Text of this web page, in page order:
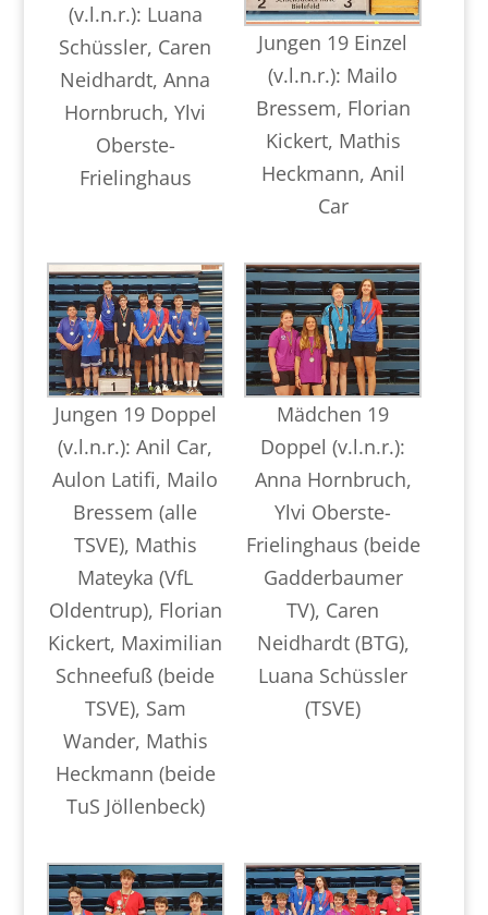
(v.l.n.r.): Luana
Schüssler, Caren
Neidhardt, Anna
Hornbruch, Ylvi
Oberste-
Frielinghaus
Jungen 19 Einzel
(v.l.n.r.): Mailo
Bressem, Florian
Kickert, Mathis
Heckmann, Anil
Car
Jungen 19 Doppel
(v.l.n.r.): Anil Car,
Aulon Latifi, Mailo
Bressem (alle
TSVE), Mathis
Mateyka (VfL
Oldentrup), Florian
Kickert, Maximilian
Schneefuß (beide
TSVE), Sam
Wander, Mathis
Heckmann (beide
TuS Jöllenbeck)
Mädchen 19
Doppel (v.l.n.r.):
Anna Hornbruch,
Ylvi Oberste-
Frielinghaus (beide
Gadderbaumer
TV), Caren
Neidhardt (BTG),
Luana Schüssler
(TSVE)